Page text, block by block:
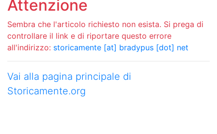
Attenzione
Sembra che l'articolo richiesto non esista. Si prega di
controllare il link e di riportare questo errore
all'indirizzo: storicamente [at] bradypus [dot] net
Vai alla pagina principale di
Storicamente.org